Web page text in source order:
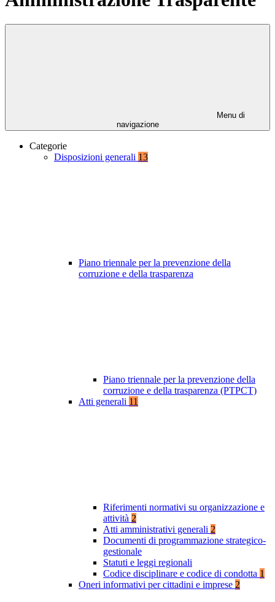
Menu di
navigazione
Categorie
Disposizioni generali 13
Piano triennale per la prevenzione della
corruzione e della trasparenza
Piano triennale per la prevenzione della
corruzione e della trasparenza (PTPCT)
Atti generali 11
Riferimenti normativi su organizzazione e
attività 2
Atti amministrativi generali 2
Documenti di programmazione strategico-
gestionale
Statuti e leggi regionali
Codice disciplinare e codice di condotta 1
Oneri informativi per cittadini e imprese 2